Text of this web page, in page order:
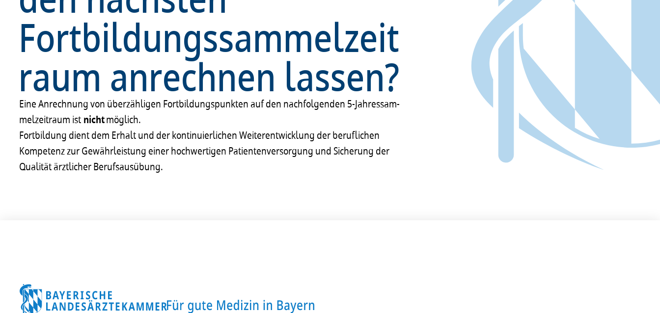
Fortbildungssammelzeit
raum anrechnen lassen?
Eine Anrech­nung von über­zäh­li­gen Fort­bil­dungs­punk­ten auf den nach­fol­gen­den 5-Jahres­sam­
mel­zeit­raum ist nichtmöglich.
Fort­bil­dung dient dem Erhalt und der konti­nu­ier­li­chen Weiter­ent­wick­lung der beruf­li­chen
Kompe­tenz zur Gewähr­leis­tung einer hoch­wer­ti­gen Pati­en­ten­ver­sor­gung und Siche­rung der
Quali­tät ärzt­li­cher Berufs­aus­übung.